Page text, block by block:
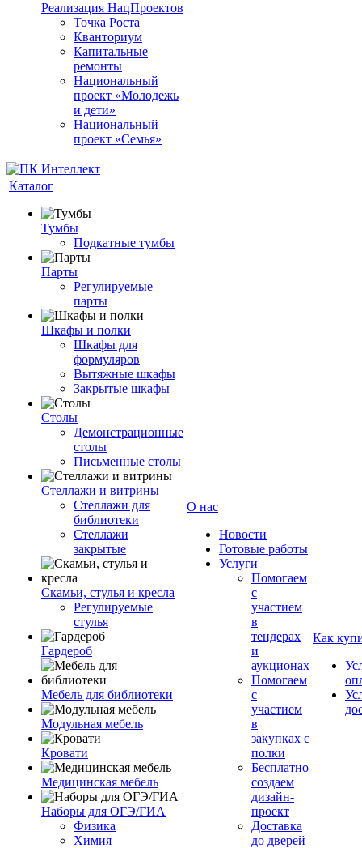
Реализация НацПроектов
Точка Роста
Кванториум
Капитальные
ремонты
Национальный
проект «Молодежь
и дети»
Национальный
проект «Семья»
Каталог
Тумбы
Подкатные тумбы
Парты
Регулируемые
парты
Шкафы и полки
Шкафы для
формуляров
Вытяжные шкафы
Закрытые шкафы
Столы
Демонстрационные
столы
Письменные столы
Стеллажи и витрины
Стеллажи для
библиотеки
Стеллажи
закрытые
Скамьи, стулья и кресла
Регулируемые
стулья
Гардероб
Мебель для библиотеки
Модульная мебель
Кровати
Медицинская мебель
Наборы для ОГЭ/ГИА
Физика
Химия
О нас
Новости
Готовые работы
Услуги
Помогаем
с
участием
в
тендерах
и
аукционах
Помогаем
с
участием
в
закупках с
полки
Бесплатно
создаем
дизайн-
проект
Доставка
до дверей
Как